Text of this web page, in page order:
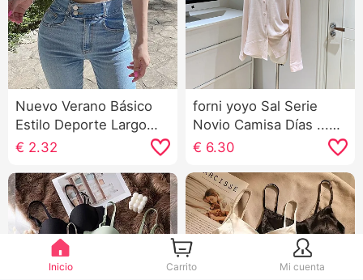
Nuevo Verano Básico
Estilo Deporte Largo
Manga corta Mujer
Adelgazante Rocío
Ombligo Corto Fitness
Ropa Danza Actuación
Top tee
€ 2.32
forni yoyo Sal Serie
Novio Camisa Días ...
Lino Manga Larga
HOLGAZÁN Viento
Camisa
€ 6.30
Inicio Carrito Mi cuenta